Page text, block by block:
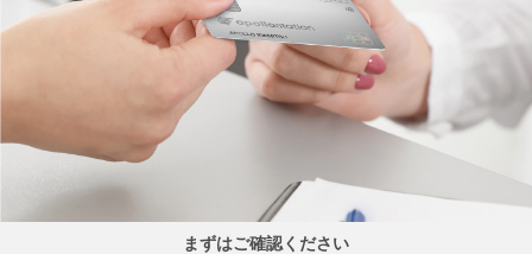
まずはご確認ください